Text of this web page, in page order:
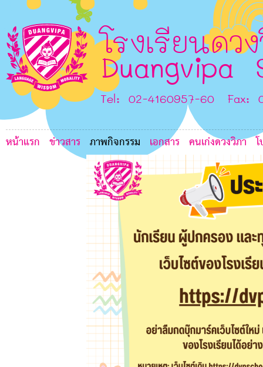
โรงเรียนดว
Duangvipa
Tel: 02-4160957-60 Fax:
หน้าแรก ข่าวสาร ภาพกิจกรรม เอกสาร คนเก่งดวงวิภา
C
I